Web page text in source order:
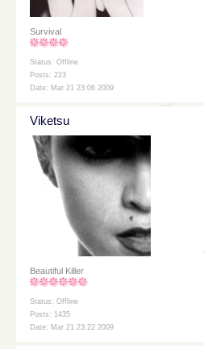
Survival
Status: Offline
Posts: 223
Date: Mar 21 23:06 2009
Viketsu
Beautiful Killer
Status: Offline
Posts: 1435
Date: Mar 21 23:22 2009